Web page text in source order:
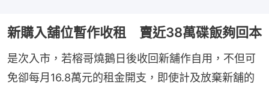
新購入舖位暫作收租 賣近38萬碟飯夠回本
是次入市，若榕哥燒鵝日後收回新舖作自用，不但可
免卻每月16.8萬元的租金開支，即使計及放棄新舖的